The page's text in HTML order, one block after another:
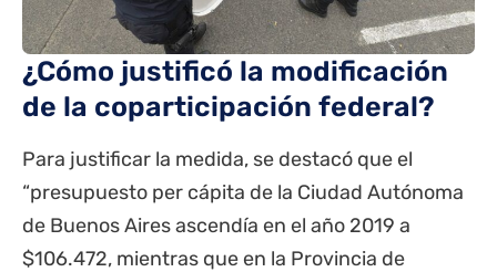
¿Cómo justificó la modificación
de la coparticipación federal?
Para justificar la medida, se destacó que el
“presupuesto per cápita de la Ciudad Autónoma
de Buenos Aires ascendía en el año 2019 a
$106.472, mientras que en la Provincia de